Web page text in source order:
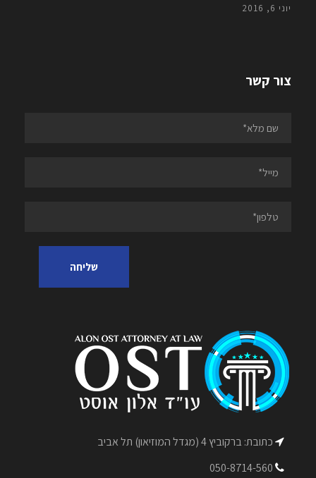
יוני 6, 2016
צור קשר
כתובת: ברקוביץ 4 (מגדל המוזיאון) תל אביב